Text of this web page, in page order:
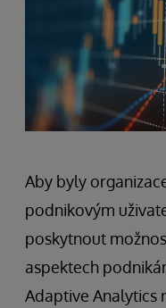
Aby byly
podnikovým
poskytnout
aspektech
Adaptive Analytics